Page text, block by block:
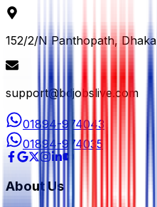
152/2/N Panthopath, Dhaka
support@bdjobslive.com
01894-974043
01894-974035
About Us